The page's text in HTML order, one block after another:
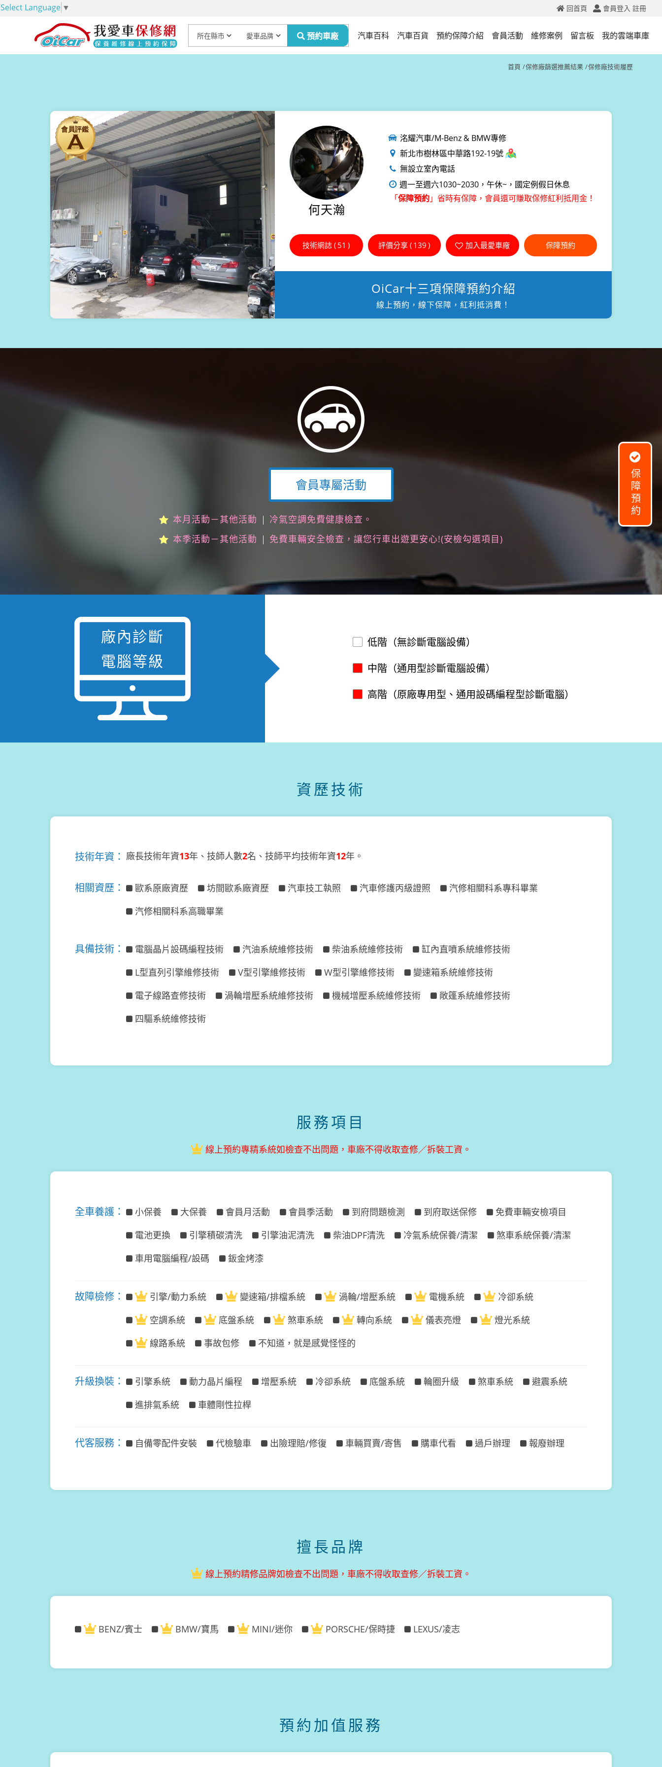
Select Language ▼ 會員登入 註冊
回首頁
汽車百科 汽車百貨 預約保障介紹 會員活動 維修案例 留言板 我的雲端車庫
首頁 保修廠篩選推薦結果 保修廠技術履歷
保障預約
何天瀚
洺耀汽車/M-Benz & BMW專修
新北市樹林區中華路192-19號
無設立室內電話
週一至週六1030~2030，午休~，國定例假日休息
「保障預約 」省時有保障，會員還可賺取保修紅利抵用金！
技術網誌 ( 51 ) 評價分享 ( 139 ) 加入最愛車廠 保障預約
OiCar十三項保障預約介紹
線上預約，線下保障，紅利抵消費！
會員專屬活動
本月活動－其他活動
冷氣空調免費健康檢查。
本季活動－其他活動
免費車輛安全檢查，讓您行車出遊更安心!(安檢勾選項目)
廠內診斷
電腦等級
低階（無診斷電腦設備）
中階（通用型診斷電腦設備）
高階（原廠專用型、通用設碼編程型診斷電腦）
資歷技術
技術年資： 廠長技術年資13年、技師人數2名、技師平均技術年資12年。
相關資歷： 歐系原廠資歷 坊間歐系廠資歷 汽車技工執照 汽車修護丙級證照
汽修相關科系專科畢業
汽修相關科系高職畢業
具備技術： 電腦晶片設碼編程技術 汽油系統維修技術 柴油系統維修技術
缸內直噴系統維修技術
L型直列引擎維修技術
V型引擎維修技術 W型引擎維修技術
變速箱系統維修技術
電子線路查修技術
渦輪增壓系統維修技術 機械增壓系統維修技術
敞篷系統維修技術
四驅系統維修技術
服務項目
線上預約專精系統如檢查不出問題，車廠不得收取查修／拆裝工資。
全車養護： 小保養 大保養 會員月活動 會員季活動 到府問題檢測 到府取送保修
免費車輛安檢項目
電池更換
引擎積碳清洗 引擎油泥清洗 柴油DPF清洗 冷氣系統保養/清潔
煞車系統保養/清潔
車用電腦編程/設碼
鈑金烤漆
故障檢修： 引擎/動力系統 變速箱/排檔系統 渦輪/增壓系統 電機系統
冷卻系統
空調系統
底盤系統 煞車系統 轉向系統 儀表亮燈
燈光系統
線路系統
事故包修 不知道，就是感覺怪怪的
升級換裝： 引擎系統 動力晶片編程 增壓系統 冷卻系統 底盤系統 輪圈升級 煞車系統
避震系統
進排氣系統
車體剛性拉桿
代客服務： 自備零配件安裝 代檢驗車 出險理賠/修復 車輛買賣/寄售 購車代看 過戶辦理 報廢辦理
擅長品牌
線上預約精修品牌如檢查不出問題，車廠不得收取查修／拆裝工資。
BENZ/賓士 BMW/寶馬 MINI/迷你 PORSCHE/保時捷 LEXUS/凌志
預約加值服務